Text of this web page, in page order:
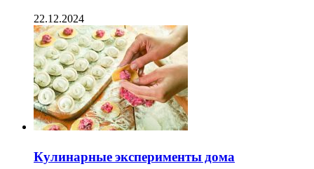
22.12.2024
Кулинарные эксперименты дома